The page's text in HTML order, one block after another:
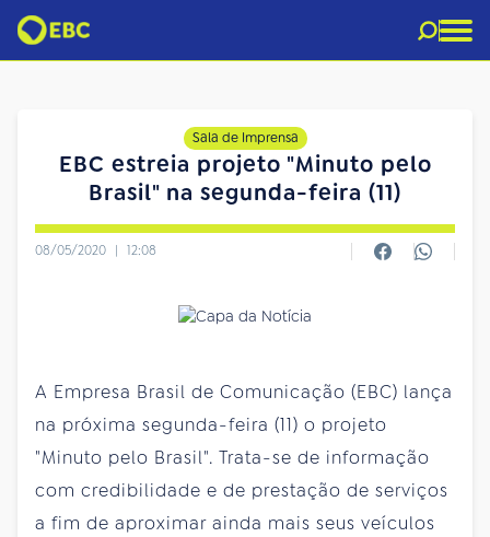
Sala de Imprensa
EBC estreia projeto "Minuto pelo
Brasil" na segunda-feira (11)
08/05/2020 | 12:08
A Empresa Brasil de Comunicação (EBC) lança
na próxima segunda-feira (11) o projeto
"Minuto pelo Brasil". Trata-se de informação
com credibilidade e de prestação de serviços
a fim de aproximar ainda mais seus veículos